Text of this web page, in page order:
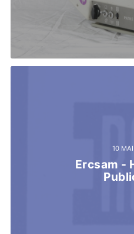
10
Ercsam -